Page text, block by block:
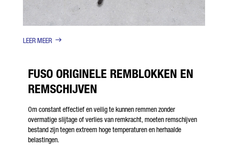
LEER MEER
FUSO ORIGINELE REMBLOKKEN EN
REMSCHIJVEN
Om constant effectief en veilig te kunnen remmen zonder
overmatige slijtage of verlies van remkracht, moeten remschijven
bestand zijn tegen extreem hoge temperaturen en herhaalde
belastingen.